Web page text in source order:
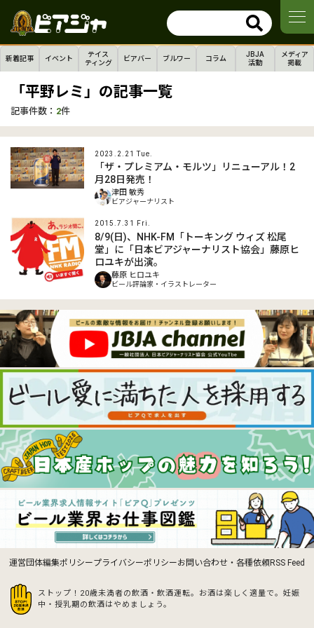
新着記事 イベント
テイス
ティング
ビアバー ブルワー コラム
JBJA
活動
メディア
掲載
「平野レミ」の記事一覧
記事件数： 2件
2023.2.21 Tue.
「ザ・プレミアム・モルツ」リニューアル！2
月28日発売！
津田 敏秀
ビアジャーナリスト
2015.7.31 Fri.
8/9(日)、NHK-FM「トーキング ウィズ 松尾
堂」に「日本ビアジャーナリスト協会」藤原ヒ
ロユキが出演。
藤原 ヒロユキ
ビール評論家・イラストレーター
運営団体編集ポリシープライバシーポリシーお問い合わせ・各種依頼RSS Feed
ストップ！20歳未満者の飲酒・飲酒運転。お酒は楽しく適量で。 妊娠
中・授乳期の飲酒はやめましょう。